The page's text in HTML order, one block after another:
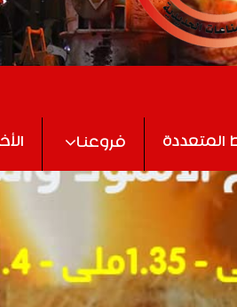
المتعددة فروعنا